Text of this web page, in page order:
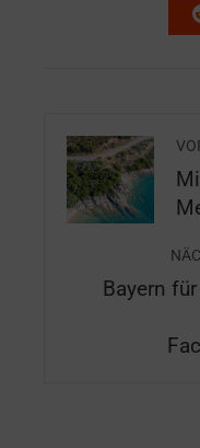
Bayern